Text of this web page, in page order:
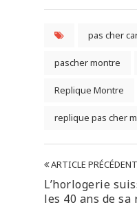
pas cher
pascher montre
Replique Montre
replique pas cher
ARTICLE PRÉCÉDENT
L’horlogerie
les 40 ans de